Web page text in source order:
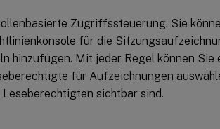
Zugriffssteuerung. Sie
für die
hinzufügen. Mit jeder Regel können Sie
für Aufzeichnungen
sichtbar sind.